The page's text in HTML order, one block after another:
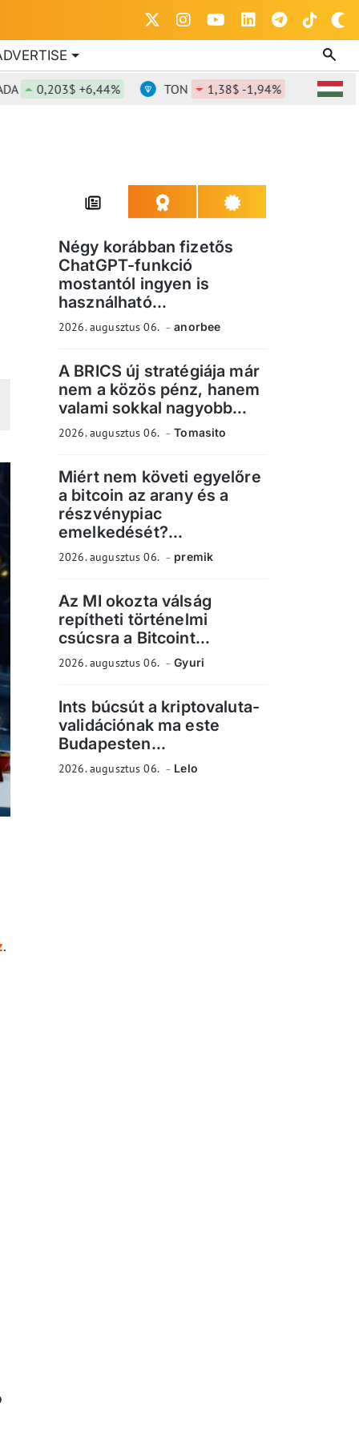
0,203$ +6,44% TON 1,38$ -1,94% DOT
.
Négy korábban fizetős
ChatGPT-funkció
mostantól ingyen is
használható...
2026. augusztus 06. anorbee
A BRICS új stratégiája már
nem a közös pénz, hanem
valami sokkal nagyobb...
2026. augusztus 06. Tomasito
Miért nem követi egyelőre
a bitcoin az arany és a
részvénypiac
emelkedését?...
2026. augusztus 06. premik
Az MI okozta válság
repítheti történelmi
csúcsra a Bitcoint...
2026. augusztus 06. Gyuri
Ints búcsút a kriptovaluta-
validációnak ma este
Budapesten...
2026. augusztus 06. Lelo